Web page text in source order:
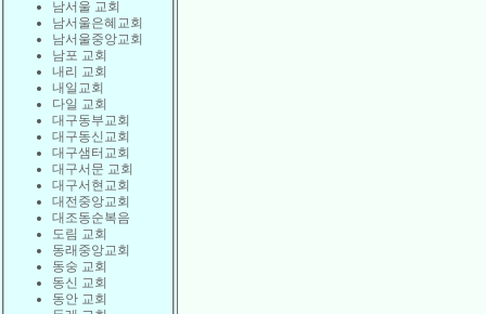
남서울 교회
남서울은혜교회
남서울중앙교회
남포 교회
내리 교회
내일교회
다일 교회
대구동부교회
대구동신교회
대구샘터교회
대구서문 교회
대구서현교회
대전중앙교회
대조동순복음
도림 교회
동래중앙교회
동숭 교회
동신 교회
동안 교회